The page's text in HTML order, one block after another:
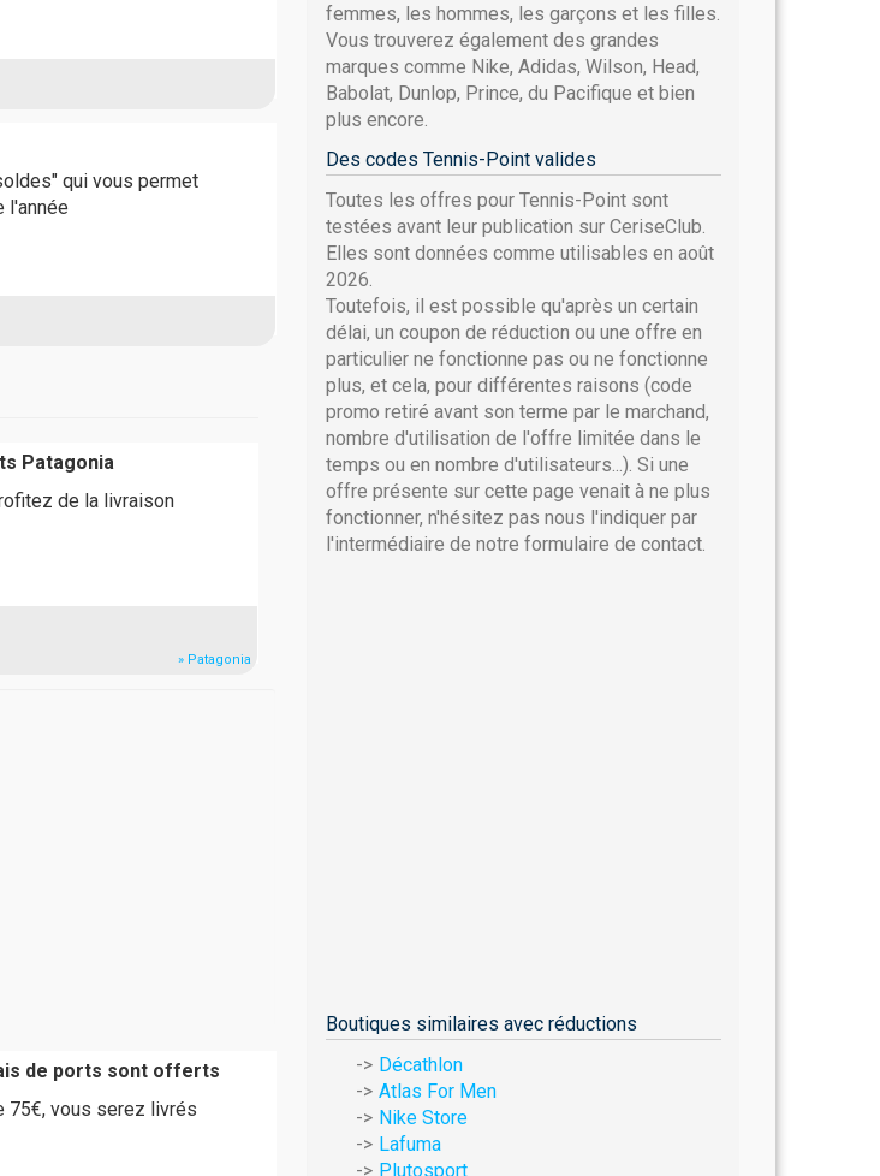
qui vous permet
l'année
Patagonia
de la livraison
» Patagonia
de ports sont offerts
75€, vous serez livrés
femmes, les hommes, les garçons et les filles.
Vous trouverez également des grandes
marques comme Nike, Adidas, Wilson, Head,
Babolat, Dunlop, Prince, du Pacifique et bien
plus encore.
Des codes Tennis-Point valides
Toutes les offres pour Tennis-Point sont
testées avant leur publication sur CeriseClub.
Elles sont données comme utilisables en août
2026.
Toutefois, il est possible qu'après un certain
délai, un coupon de réduction ou une offre en
particulier ne fonctionne pas ou ne fonctionne
plus, et cela, pour différentes raisons (code
promo retiré avant son terme par le marchand,
nombre d'utilisation de l'offre limitée dans le
temps ou en nombre d'utilisateurs...). Si une
offre présente sur cette page venait à ne plus
fonctionner, n'hésitez pas nous l'indiquer par
l'intermédiaire de notre formulaire de contact.
Boutiques similaires avec réductions
Décathlon
Atlas For Men
Nike Store
Lafuma
Plutosport